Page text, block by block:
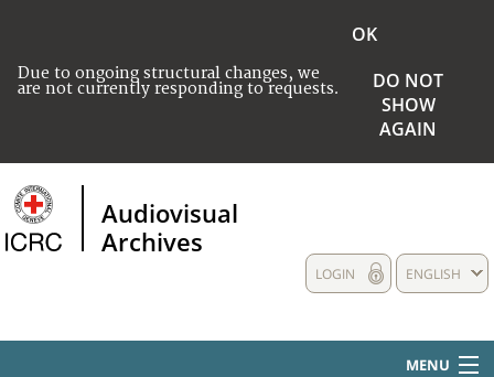
Due to ongoing structural changes, we
are not currently responding to requests.
OK
DO NOT
SHOW
AGAIN
Audiovisual
Archives
ENGLISH
LOGIN
MENU